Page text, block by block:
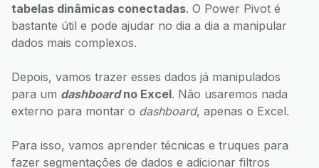
tabelas dinâmicas conectadas. O Power Pivot é
bastante útil e pode ajudar no dia a dia a manipular
dados mais complexos.
Depois, vamos trazer esses dados já manipulados
para um dashboardno Excel. Não usaremos nada
externo para montar o dashboard, apenas o Excel.
Para isso, vamos aprender técnicas e truques para
fazer segmentações de dados e adicionar filtros